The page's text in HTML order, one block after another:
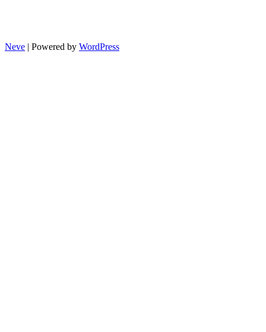
Neve | Powered by WordPress